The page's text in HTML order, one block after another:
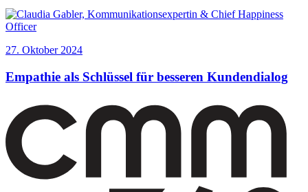
27. Oktober 2024
Empathie als Schlüssel für besseren Kundendialog